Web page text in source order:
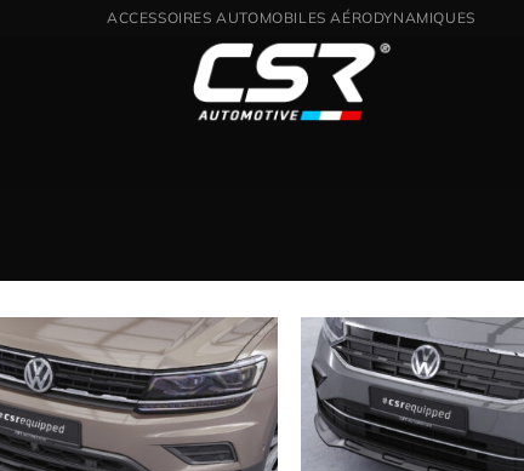
DISTRIBUTEUR OFFICIEL CSR POUR LA FRANCE
Ajouter
à la
wishlist